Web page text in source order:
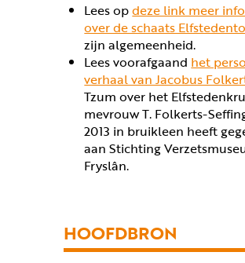
Lees opdeze link meer
over de schaats
zijn algemeenheid.
Lees voorafgaand het
verhaal van Jacobus
Tzum over het
mevrouw T. Folkerts-
2013 in bruikleen heeft
aan Stichting
Fryslân.
HOOFDBRON